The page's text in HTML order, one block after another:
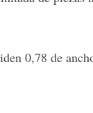
0,78 de